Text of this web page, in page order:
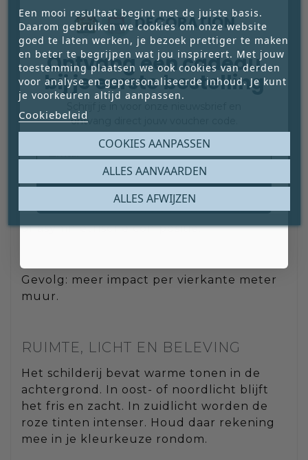
penseelstructuur.
Gevolg: een verhaal aan de muur. Geen
losse decoratie, maar een bewuste
compositie.
Scenario 3 – In een serie
Door het formaat is dit schilderij ideaal als
onderdeel van een kleine galerie-
opstelling. Combineer het met andere
food- of stillevenwerken in een strakke lijn
of asymmetrische compositie.
Gevolg: meer impact per vierkante meter
muur.
RUIMTE, LICHT EN BELEVING
Het schilderij bevat warme tonen in de
achtergrond. In oost- of noordlicht blijft
het fris en zacht. In zuidlicht worden de
roze tinten intenser. Houd daar rekening
mee in je kleurkeuze rondom.
Een mooi resultaat begint met de juiste basis.
Daarom gebruiken we cookies om onze website
goed te laten werken, je bezoek prettiger te maken
en beter te begrijpen wat jou inspireert. Met jouw
toestemming plaatsen we ook cookies van derden
voor analyse en gepersonaliseerde inhoud. Je kunt
je voorkeuren altijd aanpassen.
Cookiebeleid
COOKIES AANPASSEN
ALLES AFWIJZEN
ALLES AANVAARDEN
Ontvang een cadeau
bij je eerste bestelling
ontvang direct jouw voucher code.
Claim mijn gratis cadeau